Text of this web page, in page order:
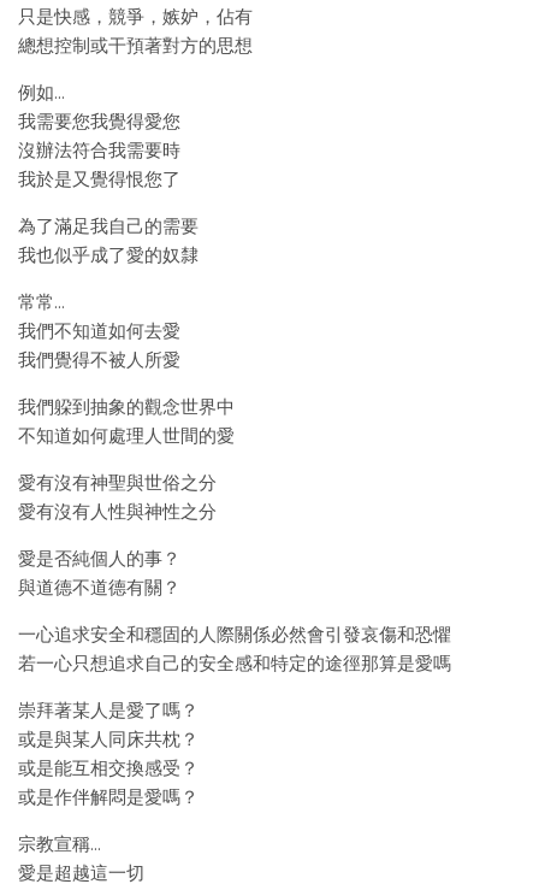
只是快感，競爭，嫉妒，佔有
總想控制或干預著對方的思想
例如…
我需要您我覺得愛您
沒辦法符合我需要時
我於是又覺得恨您了
為了滿足我自己的需要
我也似乎成了愛的奴隸
常常…
我們不知道如何去愛
我們覺得不被人所愛
我們躱到抽象的觀念世界中
不知道如何處理人世間的愛
愛有沒有神聖與世俗之分
愛有沒有人性與神性之分
愛是否純個人的事？
與道德不道德有關？
一心追求安全和穩固的人際關係必然會引發哀傷和恐懼
若一心只想追求自己的安全感和特定的途徑那算是愛嗎
崇拜著某人是愛了嗎？
或是與某人同床共枕？
或是能互相交換感受？
或是作伴解悶是愛嗎？
宗教宣稱…
愛是超越這一切